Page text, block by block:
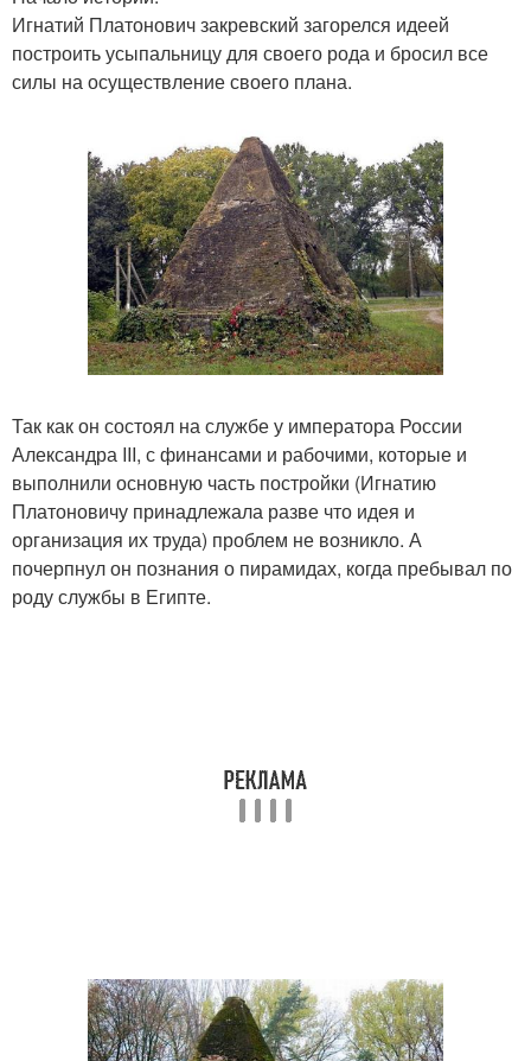
Игнатий Платонович закревский загорелся идеей
построить усыпальницу для своего рода и бросил все
силы на осуществление своего плана.
Так как он состоял на службе у императора России
Александра III, с финансами и рабочими, которые и
выполнили основную часть постройки (Игнатию
Платоновичу принадлежала разве что идея и
организация их труда) проблем не возникло. А
почерпнул он познания о пирамидах, когда пребывал по
роду службы в Египте.